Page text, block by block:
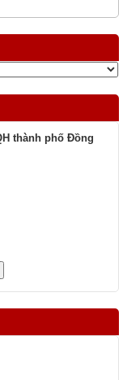
thành phố Đồng